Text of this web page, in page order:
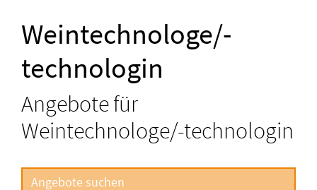
Weintechnologe/-
technologin
Angebote für
Weintechnologe/-technologin